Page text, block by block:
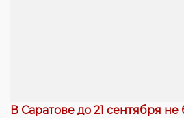
В Саратове до 21 сентября не